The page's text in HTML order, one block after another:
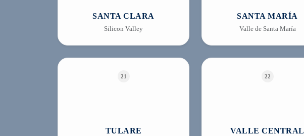
SANTA CLARA
Silicon Valley
SANTA MARÍA
Valle de Santa María
21
TULARE
22
VALLE CENTRAL